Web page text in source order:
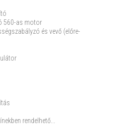
560-as motor
és vevő (előre-
rendelhető...